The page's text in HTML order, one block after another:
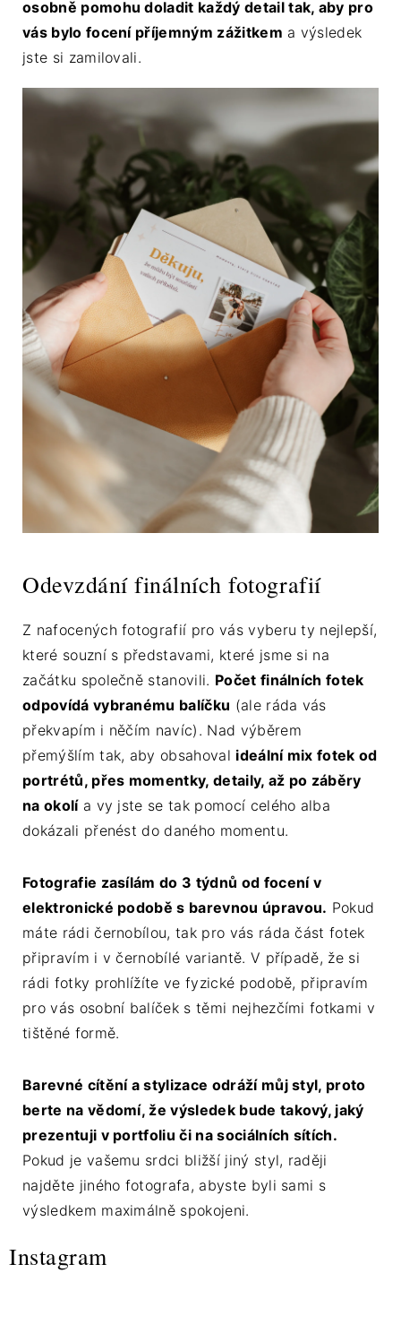
osobně pomohu doladit každý detail tak, aby pro
vás bylo focení příjemným zážitkem a výsledek
jste si zamilovali.
Odevzdání finálních fotografií
Z nafocených fotografií pro vás vyberu ty nejlepší,
které souzní s představami, které jsme si na
začátku společně stanovili. Počet finálních fotek
odpovídá vybranému balíčku (ale ráda vás
překvapím i něčím navíc). Nad výběrem
přemýšlím tak, aby obsahoval ideální mix fotek od
portrétů, přes momentky, detaily, až po záběry
na okolía vy jste se tak pomocí celého alba
dokázali přenést do daného momentu.
Fotografie zasílám do 3 týdnů od focení v
elektronické podobě s barevnou úpravou. Pokud
máte rádi černobílou, tak pro vás ráda část fotek
připravím i v černobílé variantě. V případě, že si
rádi fotky prohlížíte ve fyzické podobě, připravím
pro vás osobní balíček s těmi nejhezčími fotkami v
tištěné formě.
Barevné cítění a stylizace odráží můj styl, proto
berte na vědomí, že výsledek bude takový, jaký
prezentuji v portfoliu či na sociálních sítích.
Pokud je vašemu srdci bližší jiný styl, raději
najděte jiného fotografa, abyste byli sami s
výsledkem maximálně spokojeni.
Instagram